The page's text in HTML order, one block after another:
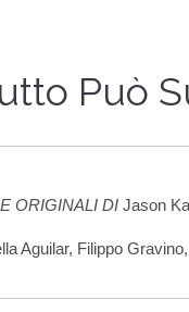
Può
ORIGINALI DI Jason
Aguilar, Filippo